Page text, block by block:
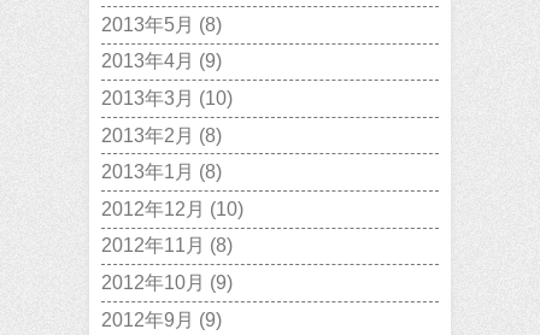
2013年5月 (8)
2013年4月 (9)
2013年3月 (10)
2013年2月 (8)
2013年1月 (8)
2012年12月 (10)
2012年11月 (8)
2012年10月 (9)
2012年9月 (9)